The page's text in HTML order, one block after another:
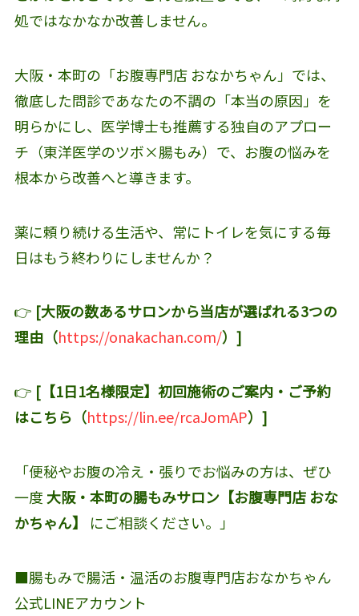
処ではなかなか改善しません。
大阪・本町の「お腹専門店 おなかちゃん」では、
徹底した問診であなたの不調の「本当の原因」を
明らかにし、医学博士も推薦する独自のアプロー
チ（東洋医学のツボ×腸もみ）で、お腹の悩みを
根本から改善へと導きます。
薬に頼り続ける生活や、常にトイレを気にする毎
日はもう終わりにしませんか？
👉 [大阪の数あるサロンから当店が選ばれる3つの
理由（https://onakachan.com/）]
👉 [【1日1名様限定】初回施術のご案内・ご予約
はこちら（https://lin.ee/rcaJomAP）]
「便秘やお腹の冷え・張りでお悩みの方は、ぜひ
一度 大阪・本町の腸もみサロン【お腹専門店 おな
かちゃん】
にご相談ください。」
■腸もみで腸活・温活のお腹専門店おなかちゃん
公式LINEアカウント‬